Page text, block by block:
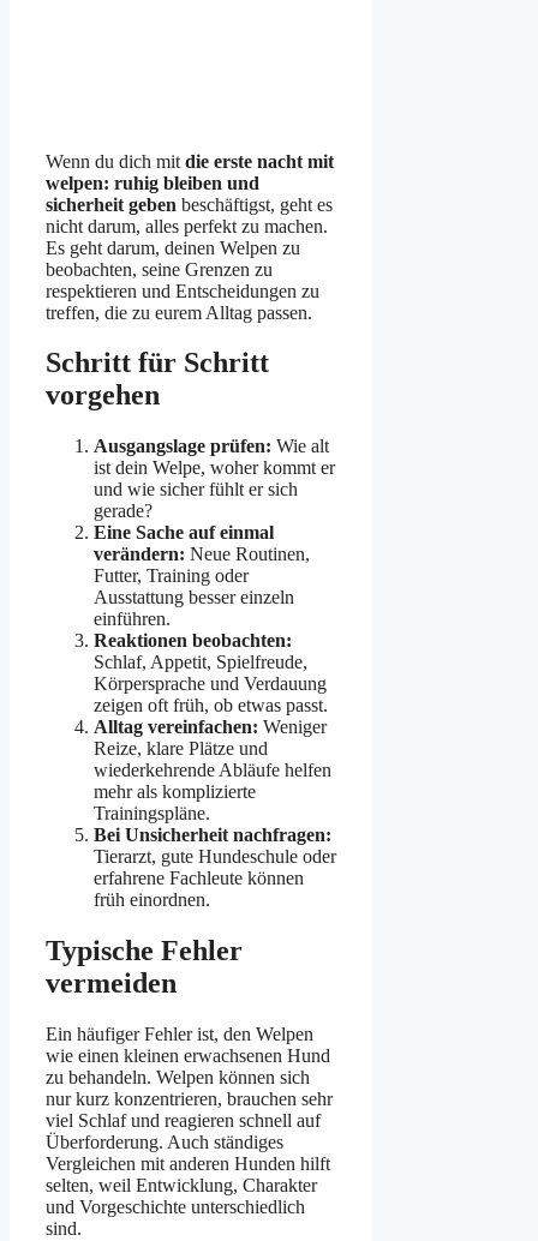
Wenn du dich mit die erste nacht mit
welpen: ruhig bleiben und
sicherheit geben beschäftigst, geht es
nicht darum, alles perfekt zu machen.
Es geht darum, deinen Welpen zu
beobachten, seine Grenzen zu
respektieren und Entscheidungen zu
treffen, die zu eurem Alltag passen.
Schritt für Schritt
vorgehen
Ausgangslage prüfen: Wie alt
ist dein Welpe, woher kommt er
und wie sicher fühlt er sich
gerade?
Eine Sache auf einmal
verändern: Neue Routinen,
Futter, Training oder
Ausstattung besser einzeln
einführen.
Reaktionen beobachten:
Schlaf, Appetit, Spielfreude,
Körpersprache und Verdauung
zeigen oft früh, ob etwas passt.
Alltag vereinfachen: Weniger
Reize, klare Plätze und
wiederkehrende Abläufe helfen
mehr als komplizierte
Trainingspläne.
Bei Unsicherheit nachfragen:
Tierarzt, gute Hundeschule oder
erfahrene Fachleute können
früh einordnen.
Typische Fehler
vermeiden
Ein häufiger Fehler ist, den Welpen
wie einen kleinen erwachsenen Hund
zu behandeln. Welpen können sich
nur kurz konzentrieren, brauchen sehr
viel Schlaf und reagieren schnell auf
Überforderung. Auch ständiges
Vergleichen mit anderen Hunden hilft
selten, weil Entwicklung, Charakter
und Vorgeschichte unterschiedlich
sind.